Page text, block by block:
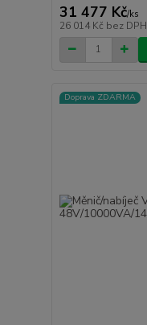
31 477 Kč/ks
26 014 Kč bez DPH
Doprava ZDARMA